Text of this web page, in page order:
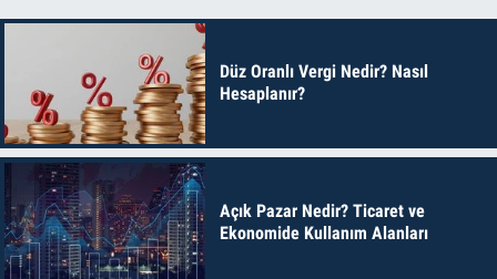
Düz Oranlı Vergi Nedir? Nasıl
Hesaplanır?
Açık Pazar Nedir? Ticaret ve
Ekonomide Kullanım Alanları